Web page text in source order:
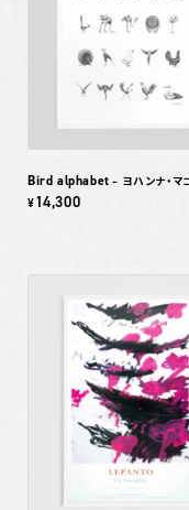
Bird alphabet – ヨハンナ・マ
¥14,300